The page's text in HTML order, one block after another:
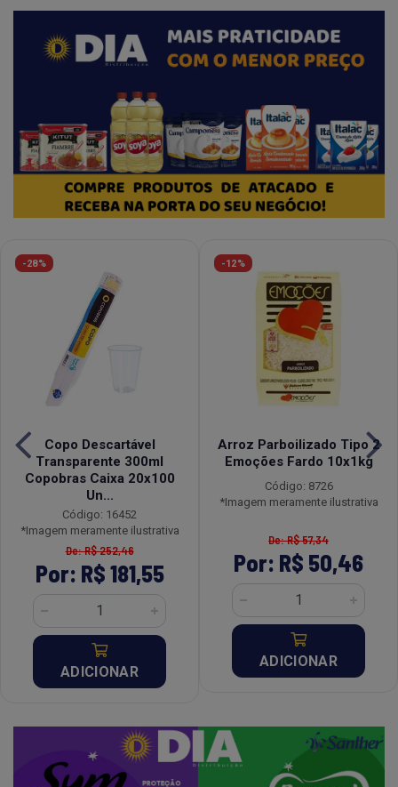
-28%
Copo Descartável
Transparente 300ml
Copobras Caixa 20x100
Un...
Código: 16452
*Imagem meramente ilustrativa
De: R$ 252,46
Por: R$ 181,55
ADICIONAR
-12%
Arroz Parboilizado Tipo 2
Emoções Fardo 10x1kg
Código: 8726
*Imagem meramente ilustrativa
De: R$ 57,34
Por: R$ 50,46
ADICIONAR